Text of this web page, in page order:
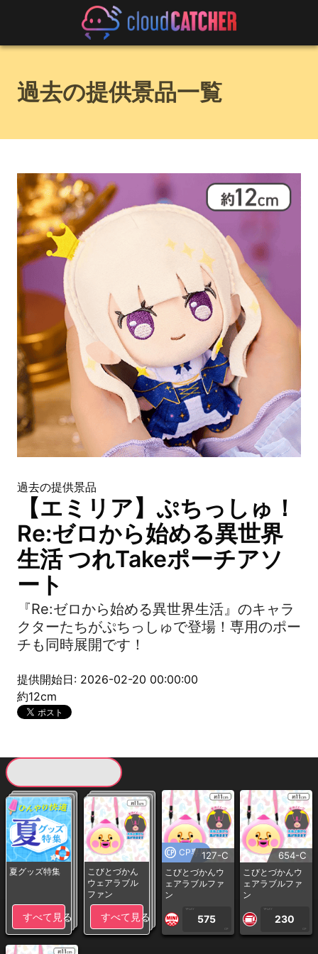
過去の提供景品一覧
過去の提供景品
【エミリア】ぷちっしゅ！
Re:ゼロから始める異世界
生活 つれTakeポーチアソ
ート
『Re:ゼロから始める異世界生活』のキャラ
クターたちがぷちっしゅで登場！専用のポー
チも同時展開です！
提供開始日: 2026-02-20 00:00:00
約12cm
夏グッズ特集
すべて見る
こびとづかん
ウェアラブル
ファン
すべて見る
CP専用127-C
こびとづかんウ
ェアラブルファ
ン
1PLAY
575
CP
654-C
こびとづかんウ
ェアラブルファ
ン
1PLAY
230
CP